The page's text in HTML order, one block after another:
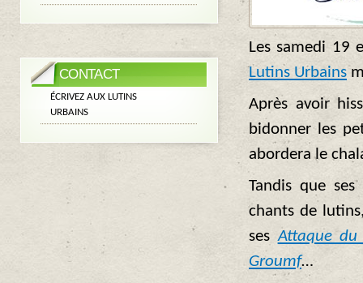
Les samedi
Lutins Urbains
Après avoir
bidonner les
abordera le
Tandis que
chants de
sesAttaque du
Groumf…
CONTACT
ÉCRIVEZ AUX LUTINS
URBAINS